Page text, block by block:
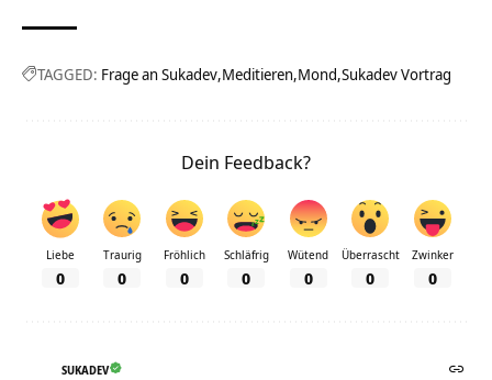
TAGGED: Frage an Sukadev Meditieren Mond Sukadev Vortrag
Dein Feedback?
Liebe
0
Traurig
0
Fröhlich
0
Schläfrig
0
Wütend
0
Überrascht
0
Zwinker
0
SUKADEV